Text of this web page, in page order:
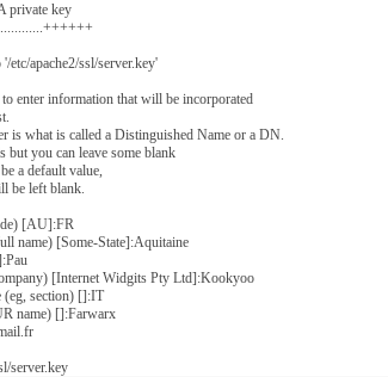
private key
apache2/ssl/server.key'
enter information that will be incorporated
is what is called a Distinguished Name or a DN.
but you can leave some blank
a default value,
be left blank.
[AU]:FR
name) [Some-State]:Aquitaine
[Internet Widgits Pty Ltd]:Kookyoo
(eg, section) []:IT
name) []:Farwarx
server.key